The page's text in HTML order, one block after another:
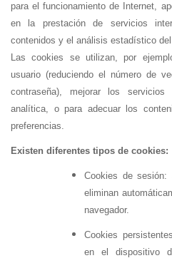
para el funcionamiento de Internet,
en la prestación de servicios
contenidos y el análisis estadístico
Las cookies se utilizan, por
usuario (reduciendo el número de
contraseña), mejorar los
analítica, o para adecuar los
preferencias.
Existen diferentes tipos de cookies:
Cookies de
eliminan
navegador.
Cookies
en el dispositivo